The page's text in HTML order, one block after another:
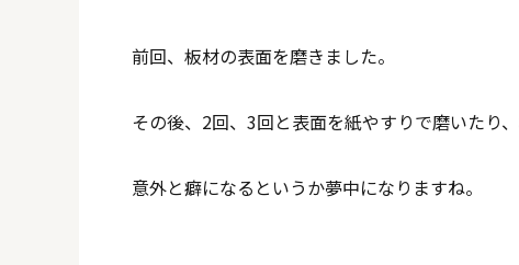
前回、板材の表面を磨きました。
その後、2回、3回と表面を紙やすりで磨いたり
意外と癖になるというか夢中になりますね。